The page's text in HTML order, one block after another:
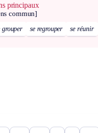
principaux
commun]
grouper se regrouper se réunir